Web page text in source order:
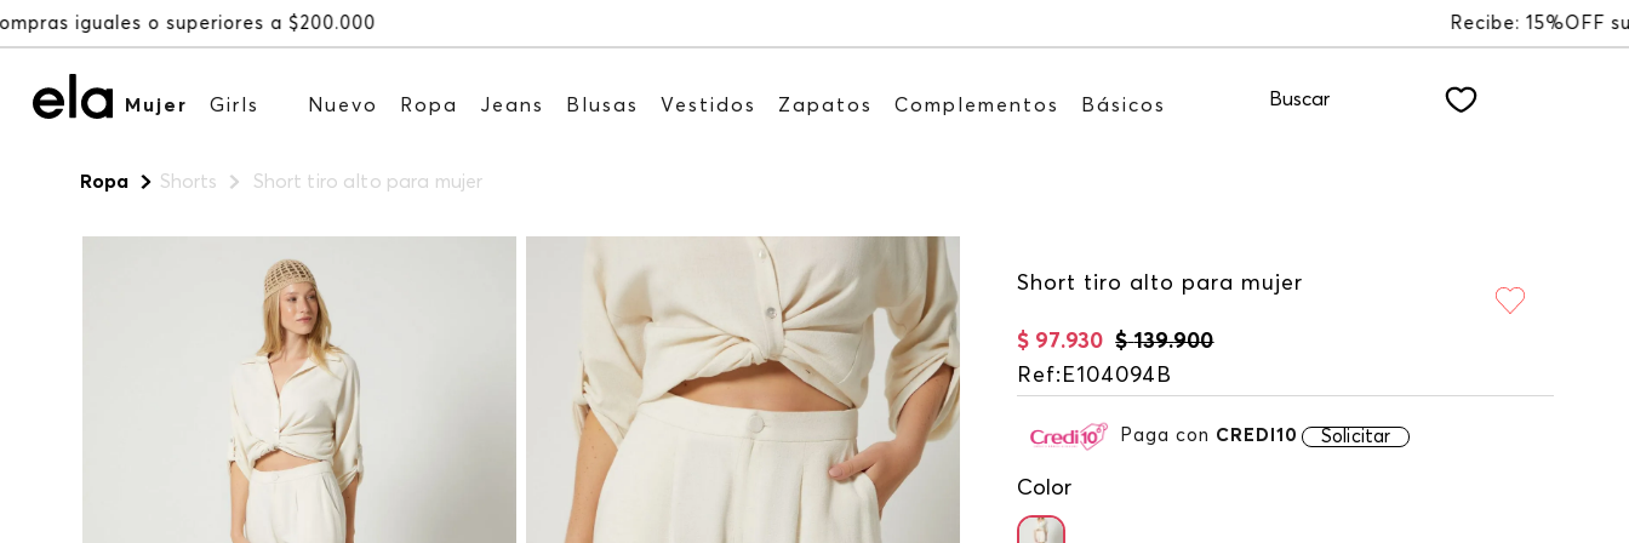
Mujer Girls Nuevo Ropa Jeans Blusas Vestidos Zapatos Complementos Básicos Buscar
Ropa Shorts Short tiro alto para mujer
Short tiro alto para mujer
$ 139.900
$ 97.930
Ref: E104094B
Paga con CREDI10 Solicitar
Color